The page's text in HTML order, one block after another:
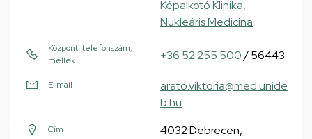
Képalkotó Klinika,
Nukleáris Medicina
Központi telefonszám,
mellék
+36 52 255 500/ 56443
E-mail
arato.viktoria@med.unide
b.hu
Cím
4032 Debrecen,